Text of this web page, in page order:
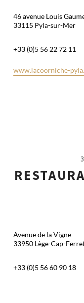
46 avenue Louis
33115 Pyla-sur-Mer
+33 (0)5 56 22 72 11
www.lacoorniche-
3
Avenue de la Vigne
33950 Lège-Cap-
+33 (0)5 56 60 90 18